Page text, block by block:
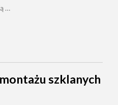
…
szklanych